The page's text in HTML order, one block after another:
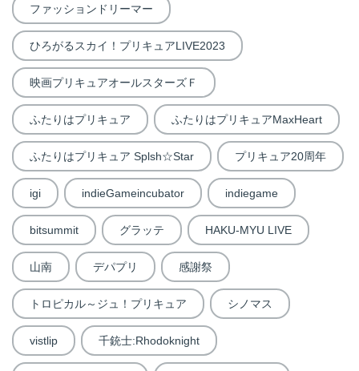
ファッションドリーマー
ひろがるスカイ！プリキュアLIVE2023
映画プリキュアオールスターズＦ
ふたりはプリキュア ふたりはプリキュアMaxHeart
ふたりはプリキュア Splsh☆Star プリキュア20周年
igi indieGameincubator indiegame
bitsummit グラッテ HAKU-MYU LIVE
山南 デパプリ 感謝祭
トロピカル～ジュ！プリキュア シノマス
vistlip 千銃士:Rhodoknight